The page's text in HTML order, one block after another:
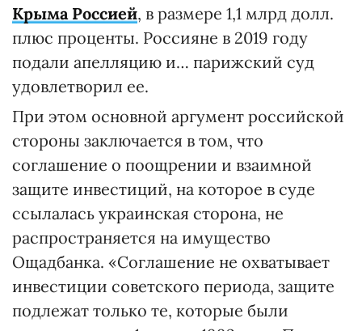
Крыма Россией, в размере 1,1 млрд долл.
плюс проценты. Россияне в 2019 году
подали апелляцию и… парижский суд
удовлетворил ее.
При этом основной аргумент российской
стороны заключается в том, что
соглашение о поощрении и взаимной
защите инвестиций, на которое в суде
ссылалась украинская сторона, не
распространяется на имущество
Ощадбанка. «Соглашение не охватывает
инвестиции советского периода, защите
подлежат только те, которые были